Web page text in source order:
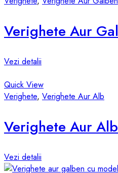
Vezi detalii
Quick View
Verighete, Verighete Aur Alb
Vezi detalii